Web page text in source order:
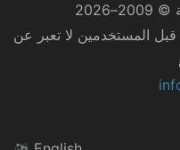
المستخدمين لا تعبر عن